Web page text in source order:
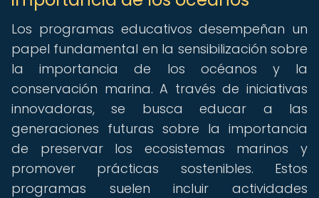
Los programas educativos desempeñan un
papel fundamental en la sensibilización sobre
la importancia de los océanos y la
conservación marina. A través de iniciativas
innovadoras, se busca educar a las
generaciones futuras sobre la importancia
de preservar los ecosistemas marinos y
promover prácticas sostenibles. Estos
programas suelen incluir actividades